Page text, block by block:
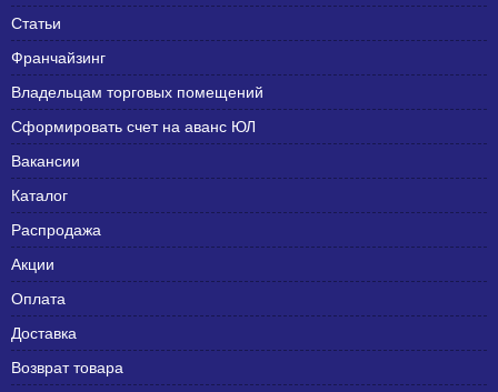
Статьи
Франчайзинг
Владельцам торговых помещений
Сформировать счет на аванс ЮЛ
Вакансии
Каталог
Распродажа
Акции
Оплата
Доставка
Возврат товара